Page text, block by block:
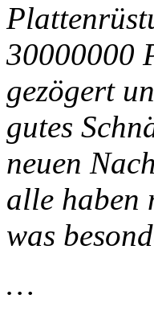
30000000
gezögert
gutes
neuen
alle haben
was
…